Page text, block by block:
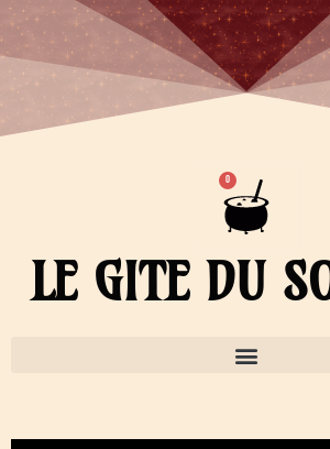
Aller
au
contenu
0
Panier
LE GITE DU